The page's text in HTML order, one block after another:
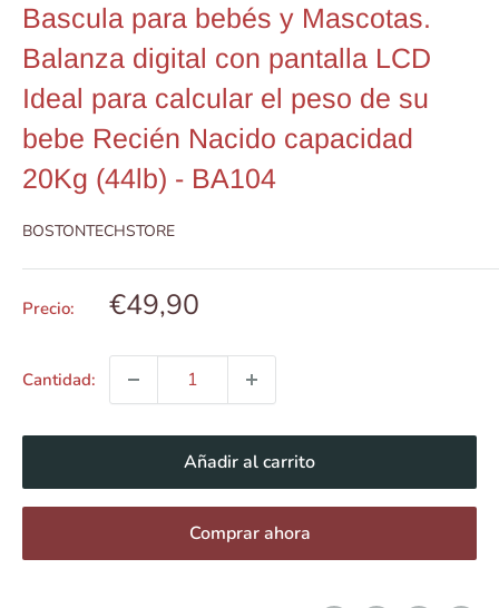
Bascula para bebés y Mascotas.
Balanza digital con pantalla LCD
Ideal para calcular el peso de su
bebe Recién Nacido capacidad
20Kg (44lb) - BA104
BOSTONTECHSTORE
Precio: Precio
venta
€49,90
Cantidad:
Añadir al carrito
Comprar ahora